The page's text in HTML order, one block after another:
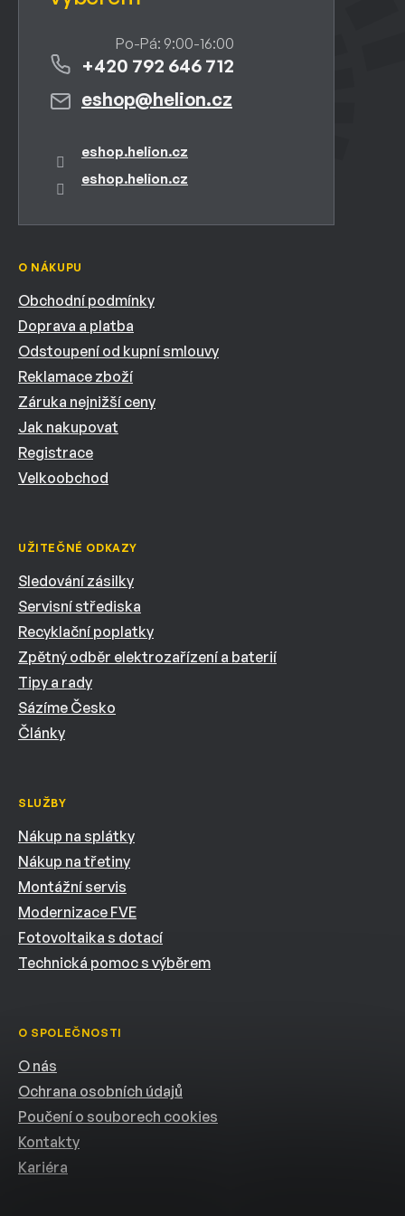
eshop@helion.cz
+420 792 646 712
eshop.helion.cz
eshop.helion.cz
O NÁKUPU
Obchodní podmínky
Doprava a platba
Odstoupení od kupní smlouvy
Reklamace zboží
Záruka nejnižší ceny
Jak nakupovat
Registrace
Velkoobchod
UŽITEČNÉ ODKAZY
Sledování zásilky
Servisní střediska
Recyklační poplatky
Zpětný odběr elektrozařízení a baterií
Tipy a rady
Sázíme Česko
Články
SLUŽBY
Nákup na splátky
Nákup na třetiny
Montážní servis
Modernizace FVE
Fotovoltaika s dotací
Technická pomoc s výběrem
O SPOLEČNOSTI
O nás
Ochrana osobních údajů
Poučení o souborech cookies
Kontakty
Kariéra